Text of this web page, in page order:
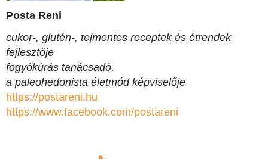
Posta Reni
cukor-, glutén-, tejmentes receptek és étrendek
fejlesztője
fogyókúrás tanácsadó,
a paleohedonista életmód képviselője
https://postareni.hu
https://www.facebook.com/postareni